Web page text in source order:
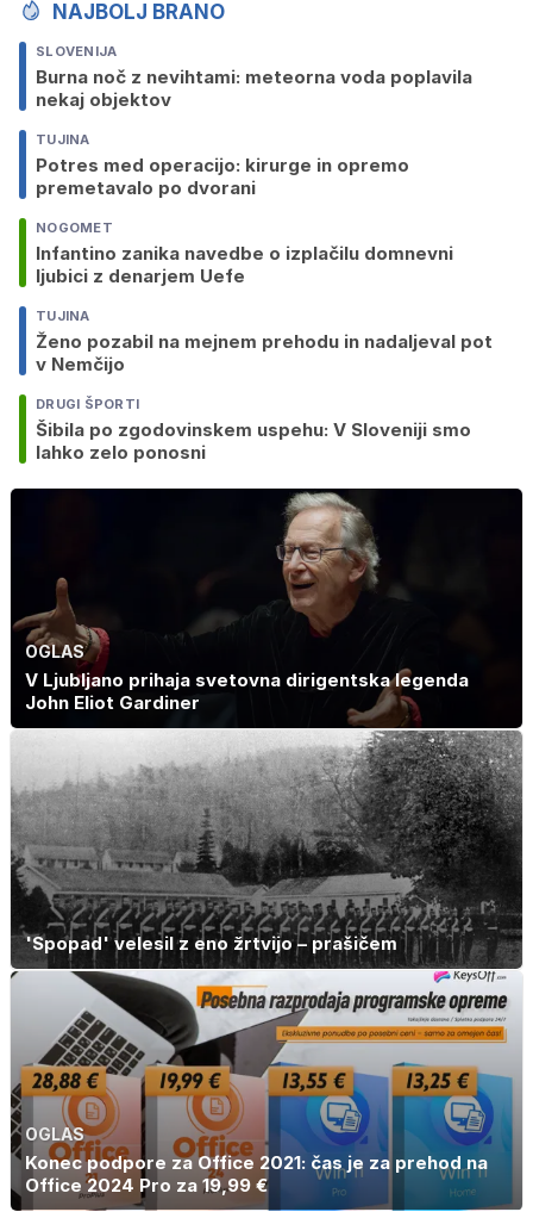
NAJBOLJ BRANO
SLOVENIJA
Burna noč z nevihtami: meteorna voda poplavila
nekaj objektov
TUJINA
Potres med operacijo: kirurge in opremo
premetavalo po dvorani
NOGOMET
Infantino zanika navedbe o izplačilu domnevni
ljubici z denarjem Uefe
TUJINA
Ženo pozabil na mejnem prehodu in nadaljeval pot
v Nemčijo
DRUGI ŠPORTI
Šibila po zgodovinskem uspehu: V Sloveniji smo
lahko zelo ponosni
OGLAS
V Ljubljano prihaja svetovna dirigentska legenda
John Eliot Gardiner
'Spopad' velesil z eno žrtvijo – prašičem
OGLAS
Konec podpore za Office 2021: čas je za prehod na
Office 2024 Pro za 19,99 €